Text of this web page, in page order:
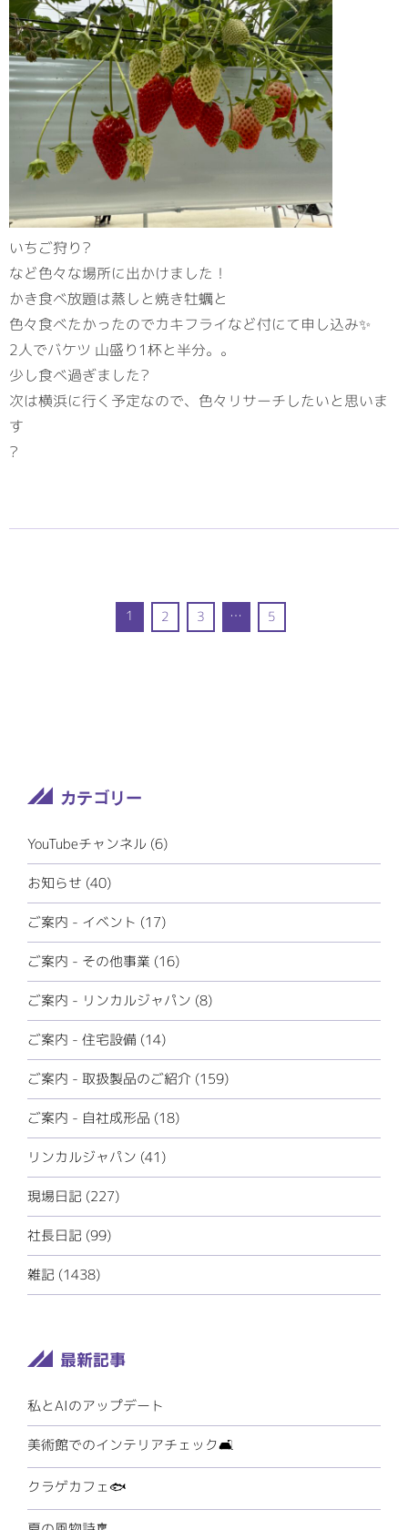
いちご狩り?
など色々な場所に出かけました！
かき食べ放題は蒸しと焼き牡蠣と
色々食べたかったのでカキフライなど付にて申し込み✨
2人でバケツ 山盛り1杯と半分。。
少し食べ過ぎました?
次は横浜に行く予定なので、色々リサーチしたいと思いま
す
?
1 2 3 … 5
YouTubeチャンネル (6)
お知らせ (40)
ご案内 - イベント (17)
ご案内 - その他事業 (16)
ご案内 - リンカルジャパン (8)
ご案内 - 住宅設備 (14)
ご案内 - 取扱製品のご紹介 (159)
ご案内 - 自社成形品 (18)
リンカルジャパン (41)
現場日記 (227)
社長日記 (99)
雑記 (1438)
私とAIのアップデート
美術館でのインテリアチェック🛋️
クラゲカフェ🐟